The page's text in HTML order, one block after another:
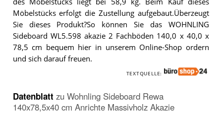
Möbelstücks erfolgt die Zustellung aufgebaut.Überzeugt
Sie dieses Produkt?So können Sie das WOHNLING
Sideboard WL5.598 akazie 2 Fachböden 140,0 x 40,0 x
78,5 cm bequem hier in unserem Online-Shop ordern
und sich darauf freuen.
TEXTQUELLE:
Datenblatt zu Wohnling Sideboard Rewa
140x78,5x40 cm Anrichte Massivholz Akazie